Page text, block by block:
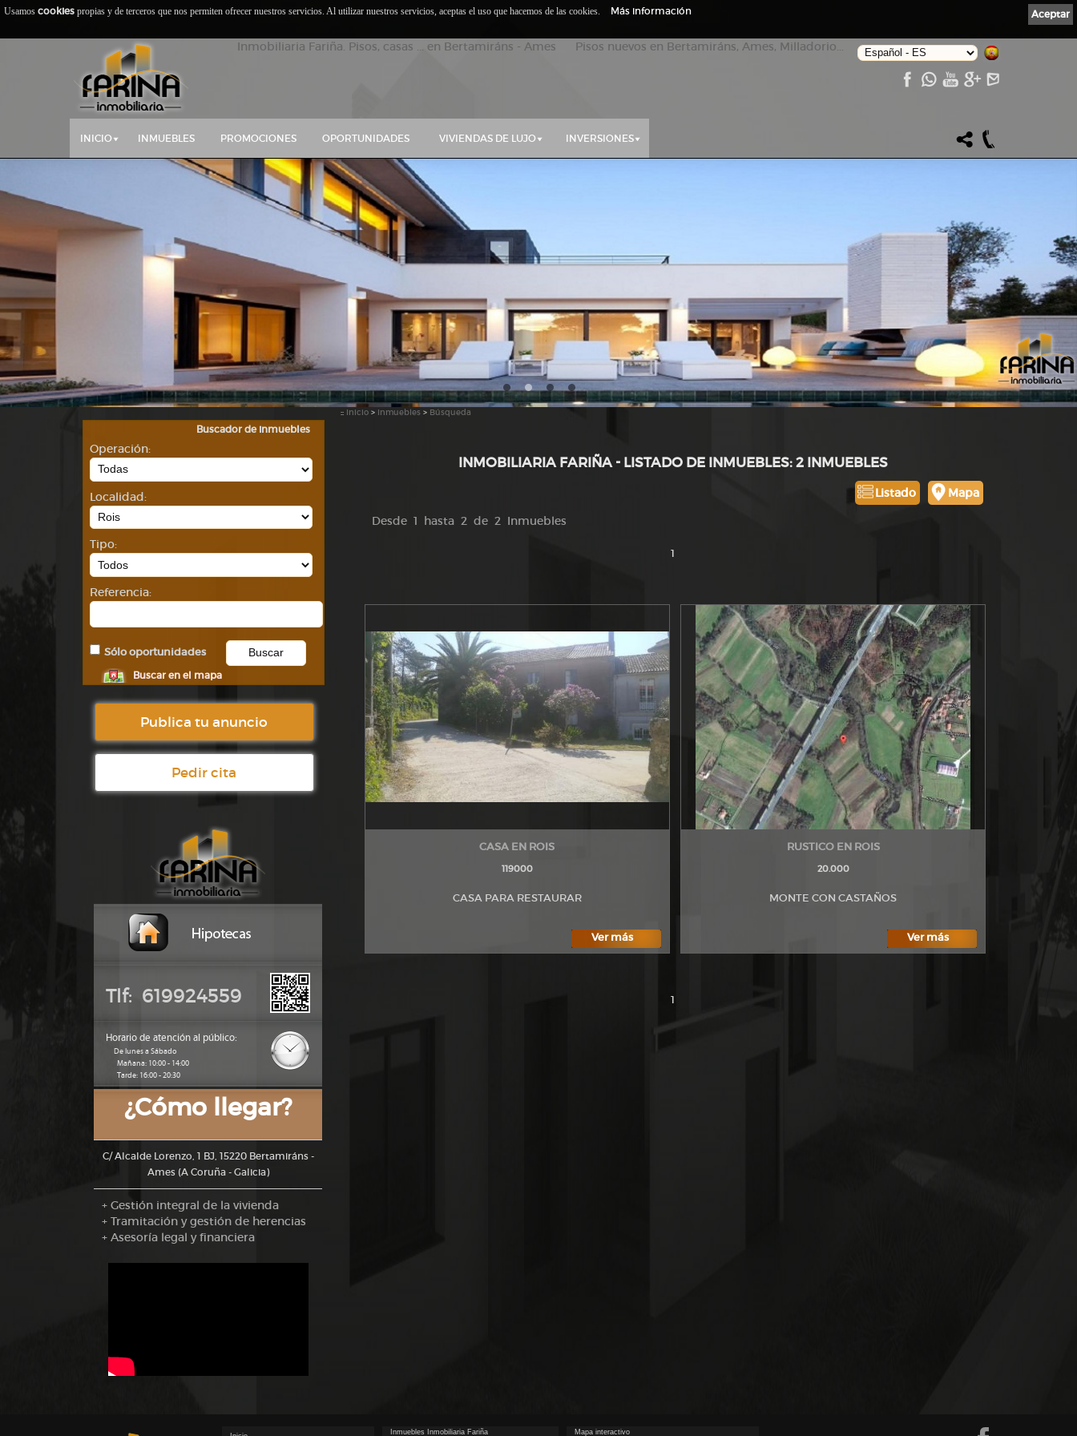
Inmobiliaria Fariña. Pisos, casas ... en Bertamiráns - Ames Pisos nuevos en Bertamiráns, Ames, Milladorio...
INICIO INMUEBLES PROMOCIONES OPORTUNIDADES VIVIENDAS DE LUJO INVERSIONES
Buscador de inmuebles
Operación:
Localidad:
Tipo:
Referencia:
Sólo oportunidades
Buscar en el mapa
Publica tu anuncio
Pedir cita
Tlf: 619924559
Horario de atención al público:
De lunes a Sábado
Mañana: 10:00 - 14:00
Tarde: 16:00 - 20:30
¿Cómo llegar?
C/ Alcalde Lorenzo, 1 BJ, 15220 Bertamiráns -
Ames (A Coruña - Galicia)
+ Gestión integral de la vivienda
+ Tramitación y gestión de herencias
+ Asesoría legal y financiera
:: Inicio > Inmuebles > Búsqueda
INMOBILIARIA FARIÑA - LISTADO DE INMUEBLES: 2 INMUEBLES
Mapa
Listado
Desde 1 hasta 2 de 2 Inmuebles
1
CASA EN ROIS
119000
CASA PARA RESTAURAR
Ver más
RUSTICO EN ROIS
20.000
MONTE CON CASTAÑOS
Ver más
1
Inmuebles Inmobiliaria Fariña Mapa interactivo
Aceptar
Usamos cookies propias y de terceros que nos permiten ofrecer nuestros servicios. Al utilizar nuestros servicios, aceptas el uso que hacemos de las cookies. Más información